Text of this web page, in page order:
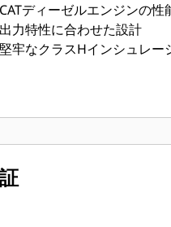
CATディーゼルエンジンの性
出力特性に合わせた設計
堅牢なクラスHインシュレー